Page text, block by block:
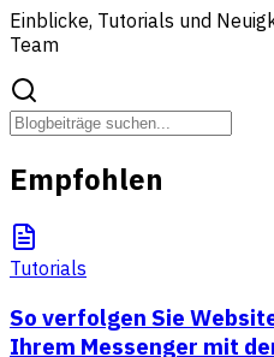
Einblicke, Tutorials und
Team
Empfohlen
Tutorials
So verfolgen Sie
Ihrem Messenger mit